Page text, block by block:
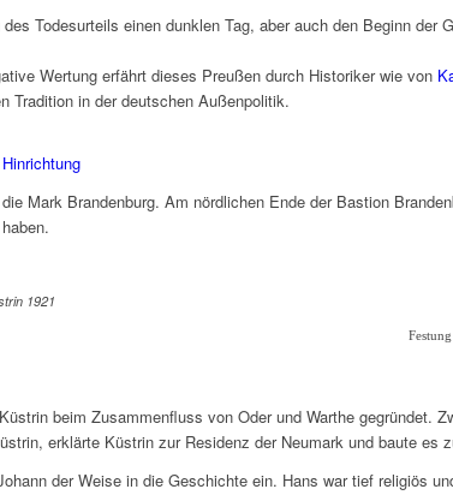
Todes­ur­teils einen dunk­len Tag, aber auch den Beginn
Wertung erfährt dieses Preu­ßen durch Histo­ri­ker wie von
Tradi­tion in der deut­schen Außen­po­li­tik.
Mark Bran­den­burg. Am nörd­li­chen Ende der Bastion
beim Zusam­men­fluss von Oder und Warthe gegrün­det.
erklärte Küstrin zur Resi­denz der Neumark und baute es
der Weise in die Geschichte ein. Hans war tief reli­giös